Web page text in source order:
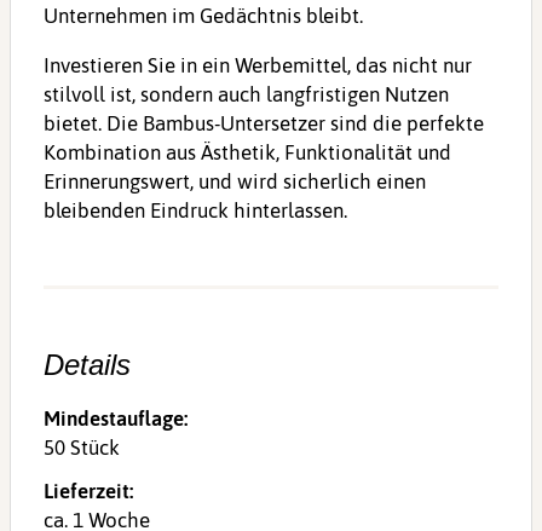
Unternehmen im Gedächtnis bleibt.
Investieren Sie in ein Werbemittel, das nicht nur
stilvoll ist, sondern auch langfristigen Nutzen
bietet. Die Bambus-Untersetzer sind die perfekte
Kombination aus Ästhetik, Funktionalität und
Erinnerungswert, und wird sicherlich einen
bleibenden Eindruck hinterlassen.
Details
Mindestauflage:
50 Stück
Lieferzeit:
ca. 1 Woche